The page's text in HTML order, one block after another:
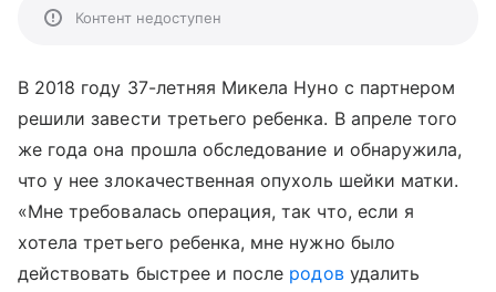
Контент недоступен
В 2018 году 37-летняя Микела Нуно с партнером
решили завести третьего ребенка. В апреле того
же года она прошла обследование и обнаружила,
что у нее злокачественная опухоль шейки матки.
«Мне требовалась операция, так что, если я
хотела третьего ребенка, мне нужно было
действовать быстрее и после родовудалить